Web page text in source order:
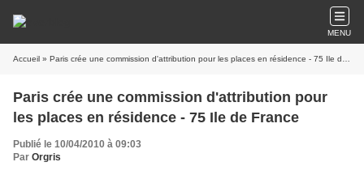
MENU
Accueil » Paris crée une commission d'attribution pour les places en résidence - 75 Ile de France
Paris crée une commission d'attribution pour
les places en résidence - 75 Ile de France
Publié le 10/04/2010 à 09:03
Par Orgris